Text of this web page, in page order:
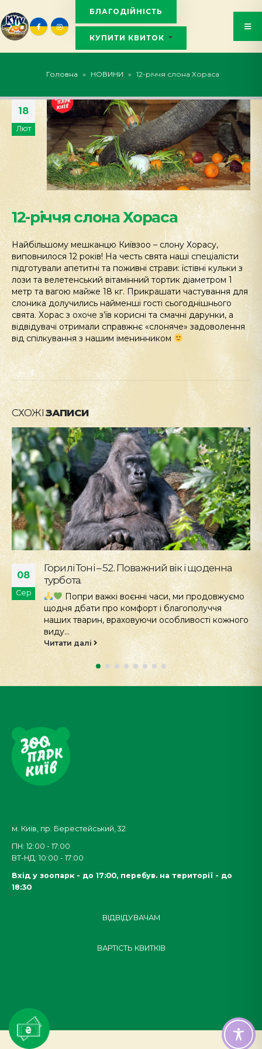
БЛАГОДІЙНІСТЬ
КУПИТИ КВИТОК
Головна » НОВИНИ » 12-річчя слона Хораса
18
Лют
12-річчя слона Хораса
Найбільшому мешканцю Київзоо – слону Хорасу,
виповнилося 12 років! На честь свята наші спеціалісти
підготували апетитні та поживні страви: їстівні кульки з
лози та велетенський вітамінний тортик діаметром 1
метр та вагою майже 18 кг. Прикрашати частування для
слоника долучились найменші гості сьогоднішнього
свята. Хорас з охоче з’їв корисні та смачні дарунки, а
відвідувачі отримали справжнє «слоняче» задоволення
від спілкування з нашим іменинником
СХОЖІ ЗАПИСИ
08
Сер
Горилі Тоні – 52. Поважний вік і щоденна
турбота.
Попри важкі воєнні часи, ми продовжуємо
щодня дбати про комфорт і благополуччя
наших тварин, враховуючи особливості кожного
виду...
Читати далі
м. Київ, пр. Берестейський, 32
ПН: 12:00 - 17:00
ВТ-НД: 10:00 - 17:00
Вхід у зоопарк - до 17:00, перебув. на території - до
18:30
ВІДВІДУВАЧАМ
ВАРТІСТЬ КВИТКІВ